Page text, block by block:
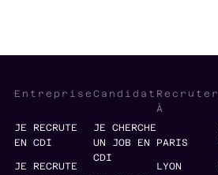
Entreprise
JE RECRUTE
EN CDI
JE RECRUTE
Candidat
JE CHERCHE
UN JOB EN
CDI
Recruter
À
PARIS
LYON